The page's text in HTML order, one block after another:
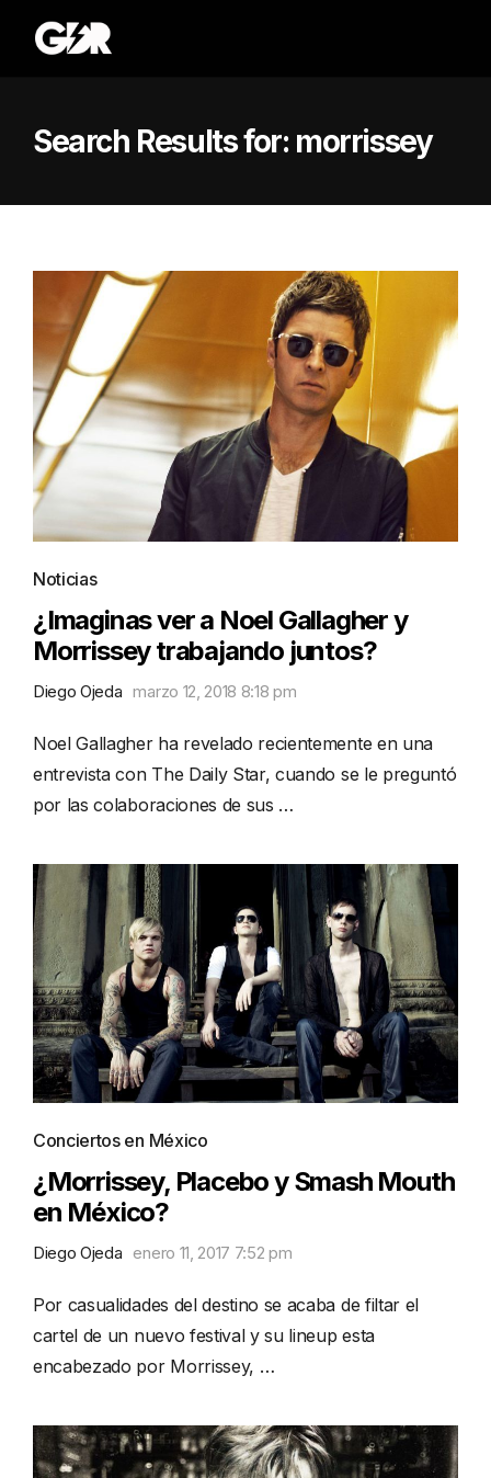
Search Results for: morrissey
Noticias
¿Imaginas ver a Noel Gallagher y
Morrissey trabajando juntos?
Diego Ojeda marzo 12, 2018 8:18 pm
Noel Gallagher ha revelado recientemente en una
entrevista con The Daily Star, cuando se le preguntó
por las colaboraciones de sus …
Conciertos en México
¿Morrissey, Placebo y Smash Mouth
en México?
Diego Ojeda enero 11, 2017 7:52 pm
Por casualidades del destino se acaba de filtar el
cartel de un nuevo festival y su lineup esta
encabezado por Morrissey, …